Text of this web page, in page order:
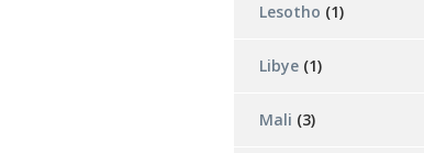
Lesotho (1)
Libye (1)
Mali (3)